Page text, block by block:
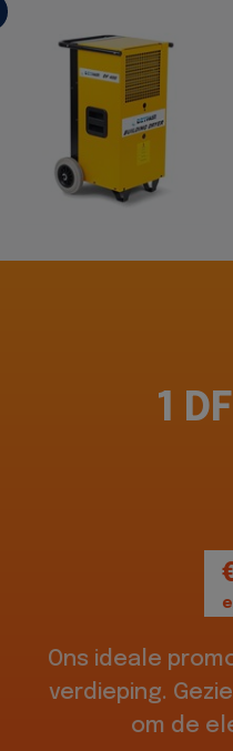
1
Ons ideale
verdieping.
om de